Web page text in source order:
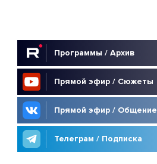
Программы / Архив
Прямой эфир / Сюжеты
Прямой эфир / Общение
Телеграм / Подписка